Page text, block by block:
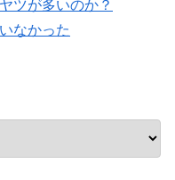
ツが多いのか？
なかった